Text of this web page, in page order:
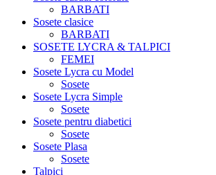
BARBATI
Sosete clasice
BARBATI
SOSETE LYCRA & TALPICI
FEMEI
Sosete Lycra cu Model
Sosete
Sosete Lycra Simple
Sosete
Sosete pentru diabetici
Sosete
Sosete Plasa
Sosete
Talpici